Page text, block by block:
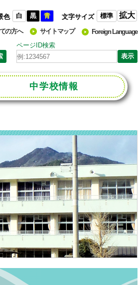
色 白 黒 青 文字サイズ 標準 拡大
の方へ サイトマップ
Foreign Language
ページID検索
中学校情報